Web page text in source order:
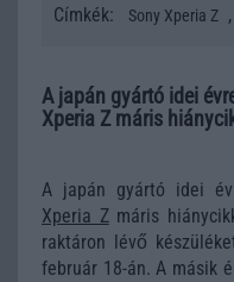
Címkék:
Sony Xperia Z ,
A japán gyártó idei
Xperia Z máris
A japán gyártó idei
Xperia Zmáris
raktáron lévő
február 18-án. A másik